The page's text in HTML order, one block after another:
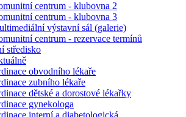
centrum - klubovna 2
centrum - klubovna 3
výstavní sál (galerie)
centrum - rezervace termínů
středisko
obvodního lékaře
zubního lékaře
dětské a dorostové lékařky
gynekologa
interní a diabetologická